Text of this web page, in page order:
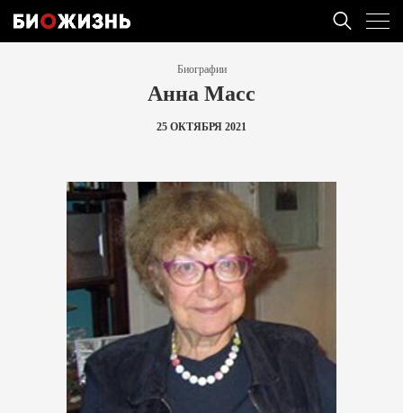
Биографии
Анна Масс
25 ОКТЯБРЯ 2021